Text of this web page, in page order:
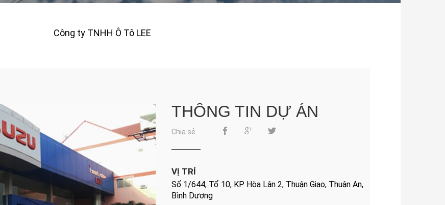
Công ty TNHH Ô Tô LEE
THÔNG TIN DỰ ÁN
Chia sẻ
VỊ TRÍ
Số 1/644, Tổ 10, KP Hòa Lân 2, Thuận Giao, Thuận An,
Bình Dương